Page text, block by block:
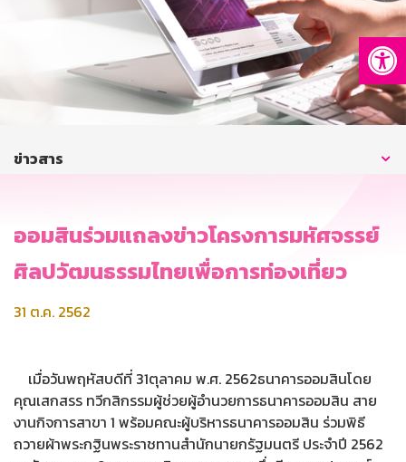
บริการทางการเงิน
ติดต่อเรา
บริการออนไลน์
ข่าวสาร
ออมสินร่วมแถลงข่าวโครงการมหัศจรรย์
ศิลปวัฒนธรรมไทยเพื่อการท่องเที่ยว
31 ต.ค. 2562
เมื่อวันพฤหัสบดีที่ 31ตุลาคม พ.ศ. 2562ธนาคารออมสินโดย
คุณเสกสรร ทวีกสิกรรมผู้ช่วยผู้อำนวยการธนาคารออมสิน สาย
งานกิจการสาขา 1 พร้อมคณะผู้บริหารธนาคารออมสิน ร่วมพิธี
ถวายผ้าพระกฐินพระราชทานสำนักนายกรัฐมนตรี ประจำปี 2562